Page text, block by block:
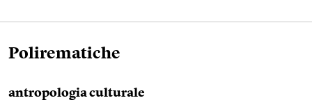
Polirematiche
antropologia culturale